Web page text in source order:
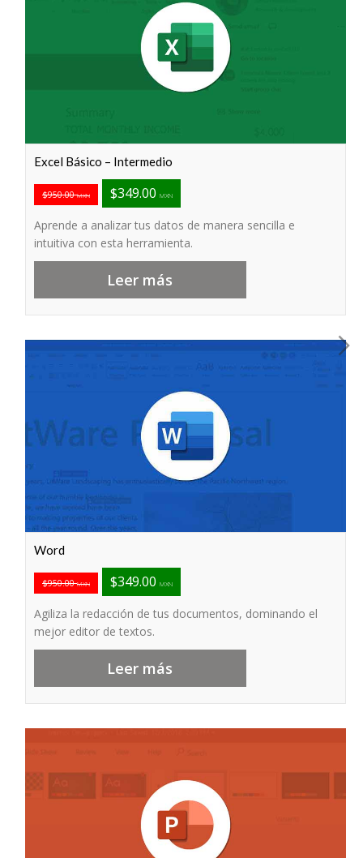
Excel Básico – Intermedio
$950.00MXN $349.00 MXN
Aprende a analizar tus datos de manera sencilla e
intuitiva con esta herramienta.
Leer más
Word
$950.00MXN $349.00 MXN
Agiliza la redacción de tus documentos, dominando el
mejor editor de textos.
Leer más